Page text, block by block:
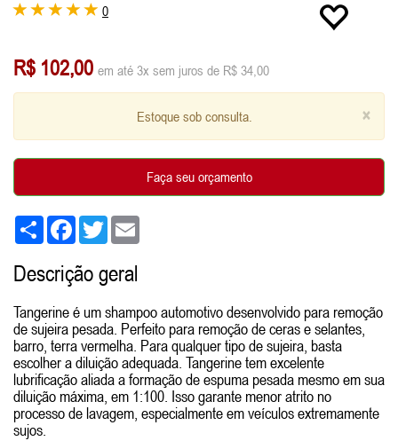
0
R$ 102,00 em até 3x sem juros de R$ 34,00
×
Estoque sob consulta.
Faça seu orçamento
Share FacebookTwitter
Descrição geral
Tangerine é um shampoo automotivo desenvolvido para remoção
de sujeira pesada. Perfeito para remoção de ceras e selantes,
barro, terra vermelha. Para qualquer tipo de sujeira, basta
escolher a diluição adequada. Tangerine tem excelente
lubrificação aliada a formação de espuma pesada mesmo em sua
diluição máxima, em 1:100. Isso garante menor atrito no
processo de lavagem, especialmente em veículos extremamente
sujos.